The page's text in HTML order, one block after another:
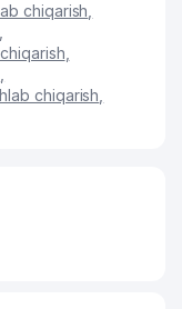
chiqarish
chiqarish